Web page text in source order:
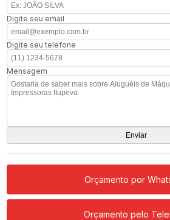
Digite seu email
Digite seu telefone
Mensagem
Orçamento por
Orçamento pelo